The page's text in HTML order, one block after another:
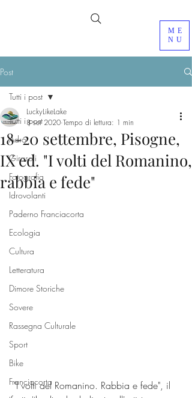
ME
NU
Post
Tutti i post
Adro
Girasoli
Fotografia
Idrovolanti
Paderno Franciacorta
Ecologia
Cultura
Letteratura
Dimore Storiche
Sovere
Rassegna Culturale
Sport
Bike
Franciacorta
Tutti i post
18-20 settembre, Pisogne,
IX ed. "I volti del Romanino,
rabbia e fede"
LuckyLikeLake
8 set 2020 Tempo di lettura: 1 min
"I volti del Romanino. Rabbia e fede", il